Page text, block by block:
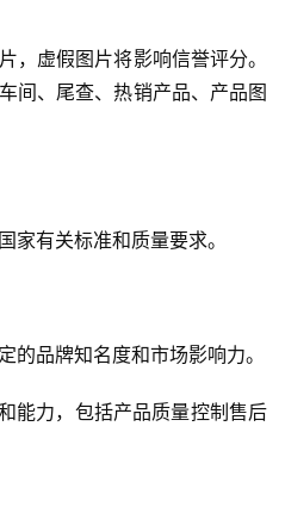
，虚假图片将影响信誉评分。
间、尾查、热销产品、产品图
家有关标准和质量要求。
的品牌知名度和市场影响力。
能力，包括产品质量控制售后